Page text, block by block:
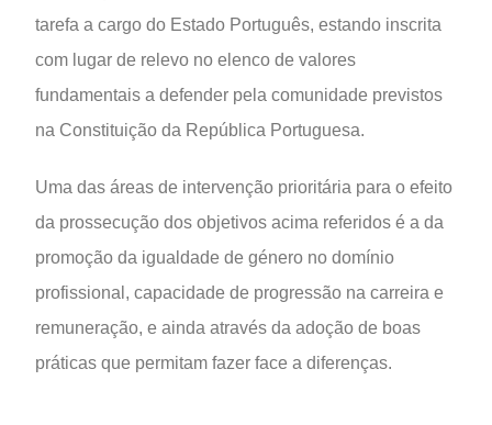
tarefa a cargo do Estado Português, estando inscrita
com lugar de relevo no elenco de valores
fundamentais a defender pela comunidade previstos
na Constituição da República Portuguesa.
Uma das áreas de intervenção prioritária para o efeito
da prossecução dos objetivos acima referidos é a da
promoção da igualdade de género no domínio
profissional, capacidade de progressão na carreira e
remuneração, e ainda através da adoção de boas
práticas que permitam fazer face a diferenças.